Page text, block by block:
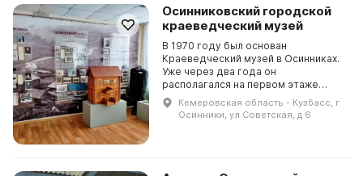
Осинниковский городской
краеведческий музей
В 1970 году был основан
Краеведческий музей в Осинниках.
Уже через два года он
располагался на первом этаже
здания по ул. Советская, а фонд
музея составлял около 4 тысяч
единиц хранения. В нем были пр...
Кемеровская область - Кузбасс, г
Осинники, ул Советская, д 6